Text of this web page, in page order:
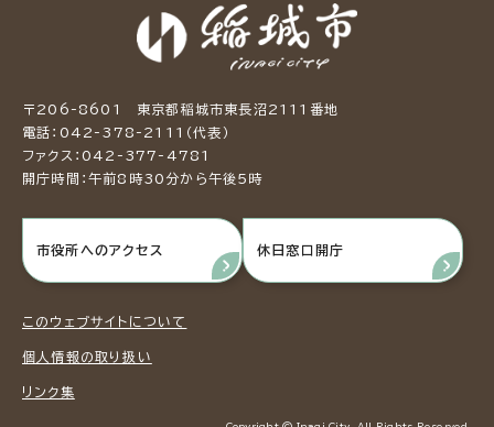
〒206-8601 東京都稲城市東長沼2111番地
電話：042-378-2111（代表）
ファクス：042-377-4781
開庁時間：午前8時30分から午後5時
市役所へのアクセス 休日窓口開庁
このウェブサイトについて
個人情報の取り扱い
リンク集